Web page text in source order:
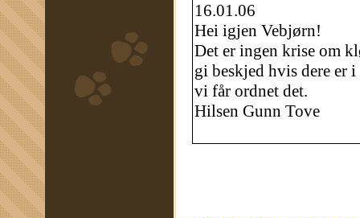
16.01.06
Hei igjen Vebjørn!
Det er ingen krise om
gi beskjed hvis dere er
vi får ordnet det.
Hilsen Gunn Tove